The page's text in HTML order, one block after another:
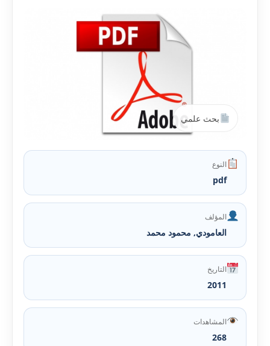
بحث علمي
النوع
pdf
المؤلف
العامودي, محمود محمد
التاريخ
2011
المشاهدات
268